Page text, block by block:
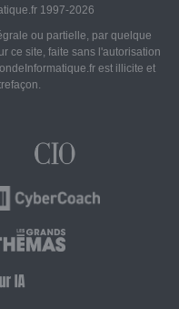
1997-2026
ou partielle, par quelque
ce site, faite sans l'autorisation
est illicite et